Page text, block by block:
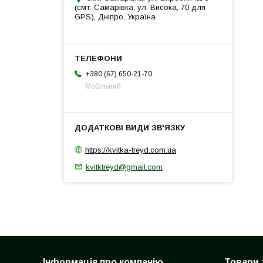
(смт. Самарівка; ул. Висока, 70 для
GPS), Дніпро, Україна
+380 (67) 650-21-70
Мобільний
https://kvitka-treyd.com.ua
kvitktreyd@gmail.com